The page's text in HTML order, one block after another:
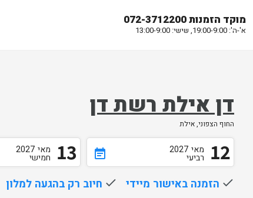
מוקד הזמנות 072-3712200
א'-ה': 19:00-9:00, שישי: 13:00-9:00
דן אילת רשת דן
החוף הצפוני, אילת
event_note 12 מאי 2027
רביעי 13 מאי 2027
חמישי
done הזמנה באישור מיידי done חיוב רק בהגעה למלון